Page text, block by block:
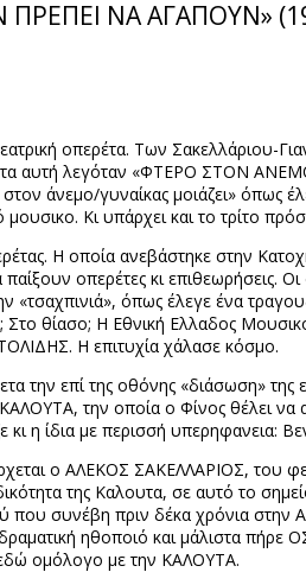
ΠΡΕΠΕΙ ΝΑ ΑΓΑΠΟΥΝ»
οπερέτα. Των Σακελλάριου-
αυτή λεγόταν «ΦΤΕΡΟ ΣΤΟΝ ΑΝΕΜΟ»
άνεμο/γυναίκας μοιάζει» όπως
Κι υπάρχει και το τρίτο
Η οποία ανεβάστηκε στην
παίξουν οπερέτες κι
«τσαχπινιά», όπως έλεγε ένα
Στο θίασο; Η Εθνική Ελλαδος
Η επιτυχία χάλασε κόσμο.
την επί της οθόνης «διάσωση»
την οποία ο Φίνος θέλει
κι η ίδια με περισσή υπερηφανεια:
ο ΑΛΕΚΟΣ ΣΑΚΕΛΛΑΡΙΟΣ, του
της Καλουτα, σε αυτό το
που συνέβη πριν δέκα χρόνια
ηθοποιό και μάλιστα πήρε
ομόλογο με την ΚΑΛΟΥΤΑ.